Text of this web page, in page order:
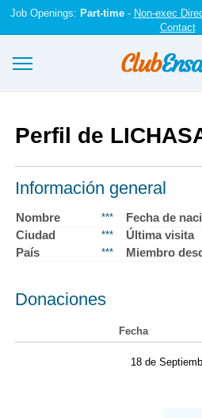
Job Openings: Part-time- Non-exec
Contact
Registrarse
Iniciar sesión
Contáctenos
Perfil de
Información general
Nombre *** Fecha de
Ciudad *** Última visita
País *** Miembro
Donaciones
Fecha
18 de